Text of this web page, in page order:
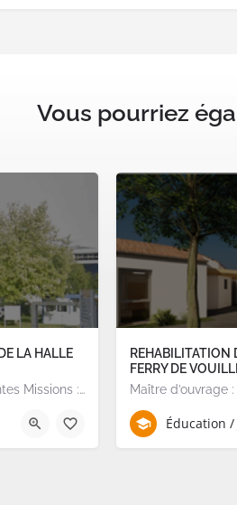
Vous pourriez
LA HALLE
Maître d’ouvrage : École Centrale Nantes Missions : Programmation et Consultation de la MOE sur…
REHABILITATION
FERRY DE
Éducation /